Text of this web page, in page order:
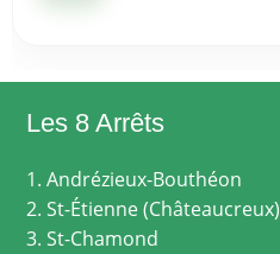
Les 8 Arrêts
1. Andrézieux-Bouthéon
2. St-Étienne (Châteaucreux)
3. St-Chamond